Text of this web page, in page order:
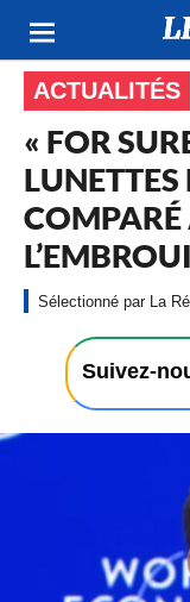
ACTUALITÉS
« FOR
LUNETTES
La
Suivez-